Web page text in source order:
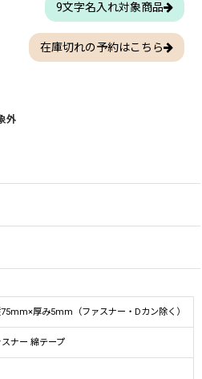
9文字名入れ対象商品
在庫切れの予約はこちら
外
厚み5mm（ファスナー・Dカン除く）
ナー 綿テープ